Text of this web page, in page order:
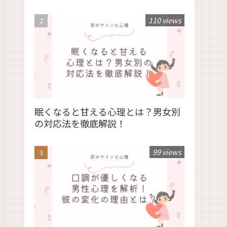
眠くなると甘える心理とは？男女別
の対応法を徹底解説！
110 views
99 views